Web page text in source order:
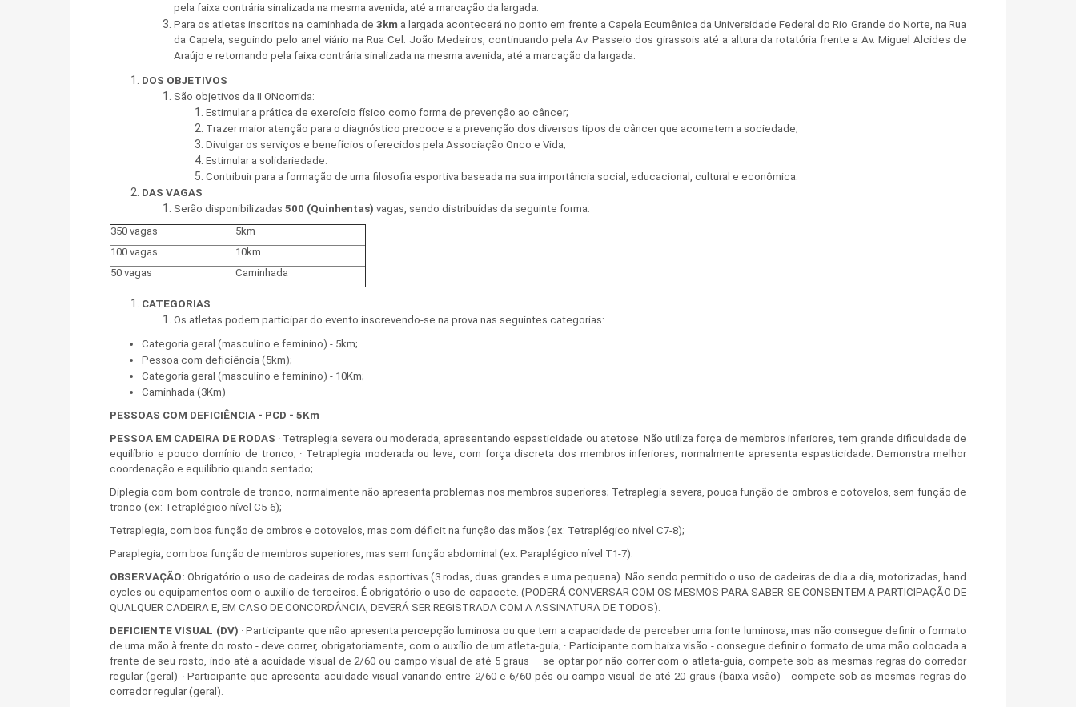
pela faixa contrária sinalizada na mesma avenida, até a marcação da largada.
Para os atletas inscritos na caminhada de 3km a largada acontecerá no ponto em frente a Capela Ecumênica da Universidade Federal do Rio Grande do Norte, na Rua
da Capela, seguindo pelo anel viário na Rua Cel. João Medeiros, continuando pela Av. Passeio dos girassois até a altura da rotatória frente a Av. Miguel Alcides de
Araújo e retornando pela faixa contrária sinalizada na mesma avenida, até a marcação da largada.
DOS OBJETIVOS
São objetivos da II ONcorrida:
Estimular a prática de exercício físico como forma de prevenção ao câncer;
Trazer maior atenção para o diagnóstico precoce e a prevenção dos diversos tipos de câncer que acometem a sociedade;
Divulgar os serviços e benefícios oferecidos pela Associação Onco e Vida;
Estimular a solidariedade.
Contribuir para a formação de uma filosofia esportiva baseada na sua importância social, educacional, cultural e econômica.
DAS VAGAS
Serão disponibilizadas 500 (Quinhentas) vagas, sendo distribuídas da seguinte forma:
350 vagas
5km
100 vagas
10km
50 vagas
Caminhada
CATEGORIAS
Os atletas podem participar do evento inscrevendo-se na prova nas seguintes categorias:
Categoria geral (masculino e feminino) - 5km;
Pessoa com deficiência (5km);
Categoria geral (masculino e feminino) - 10Km;
Caminhada (3Km)
PESSOAS COM DEFICIÊNCIA - PCD - 5Km
PESSOA EM CADEIRA DE RODAS · Tetraplegia severa ou moderada, apresentando espasticidade ou atetose. Não utiliza força de membros inferiores, tem grande dificuldade de
equilíbrio e pouco domínio de tronco; · Tetraplegia moderada ou leve, com força discreta dos membros inferiores, normalmente apresenta espasticidade. Demonstra melhor
coordenação e equilíbrio quando sentado;
Diplegia com bom controle de tronco, normalmente não apresenta problemas nos membros superiores; Tetraplegia severa, pouca função de ombros e cotovelos, sem função de
tronco (ex: Tetraplégico nível C5-6);
Tetraplegia, com boa função de ombros e cotovelos, mas com déficit na função das mãos (ex: Tetraplégico nível C7-8);
Paraplegia, com boa função de membros superiores, mas sem função abdominal (ex: Paraplégico nível T1-7).
OBSERVAÇÃO: Obrigatório o uso de cadeiras de rodas esportivas (3 rodas, duas grandes e uma pequena). Não sendo permitido o uso de cadeiras de dia a dia, motorizadas, hand
cycles ou equipamentos com o auxílio de terceiros. É obrigatório o uso de capacete. (PODERÁ CONVERSAR COM OS MESMOS PARA SABER SE CONSENTEM A PARTICIPAÇÃO DE
QUALQUER CADEIRA E, EM CASO DE CONCORDÂNCIA, DEVERÁ SER REGISTRADA COM A ASSINATURA DE TODOS).
DEFICIENTE VISUAL (DV) · Participante que não apresenta percepção luminosa ou que tem a capacidade de perceber uma fonte luminosa, mas não consegue definir o formato
de uma mão à frente do rosto - deve correr, obrigatoriamente, com o auxílio de um atleta-guia; · Participante com baixa visão - consegue definir o formato de uma mão colocada a
frente de seu rosto, indo até a acuidade visual de 2/60 ou campo visual de até 5 graus – se optar por não correr com o atleta-guia, compete sob as mesmas regras do corredor
regular (geral) · Participante que apresenta acuidade visual variando entre 2/60 e 6/60 pés ou campo visual de até 20 graus (baixa visão) - compete sob as mesmas regras do
corredor regular (geral).